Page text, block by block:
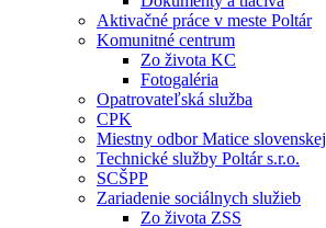
Aktivačné práce v meste Poltár
Komunitné centrum
Zo života KC
Fotogaléria
Opatrovateľská služba
CPK
Miestny odbor Matice slovenskej
Technické služby Poltár s.r.o.
SCŠPP
Zariadenie sociálnych služieb
Zo života ZSS